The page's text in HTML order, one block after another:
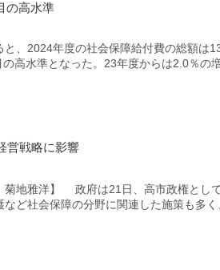
の高水準
、2024年度の社会保障給付費の総額は
高水準となった。23年度からは2.0％の
営戦略に影響
地雅洋】 政府は21日、高市政権として
ど社会保障の分野に関連した施策も多